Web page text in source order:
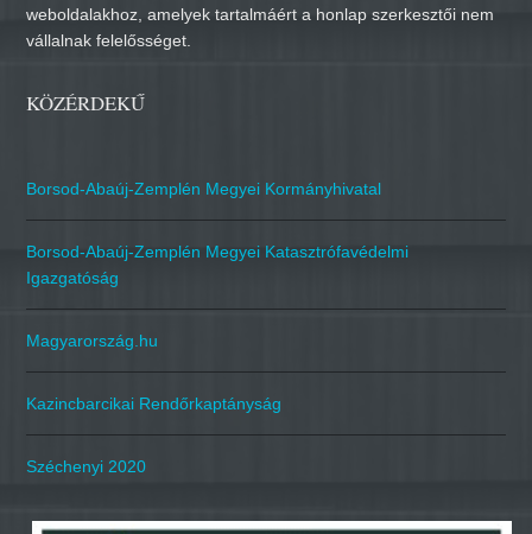
weboldalakhoz, amelyek tartalmáért a honlap szerkesztői nem
vállalnak felelősséget.
KÖZÉRDEKŰ
Borsod-Abaúj-Zemplén Megyei Kormányhivatal
Borsod-Abaúj-Zemplén Megyei Katasztrófavédelmi
Igazgatóság
Magyarország.hu
Kazincbarcikai Rendőrkaptányság
Széchenyi 2020